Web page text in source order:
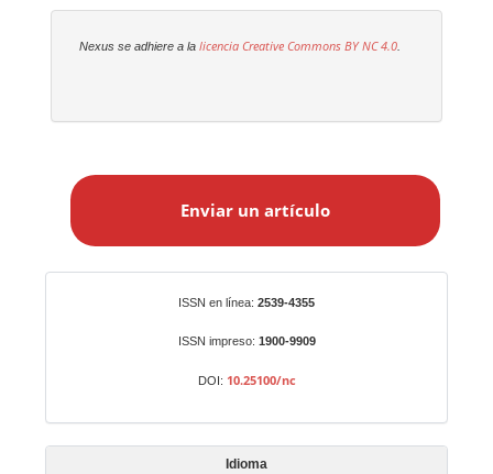
Nexus se adhiere a lalicencia Creative CommonsBY NC 4.0.
a
t
í
Enviar un artículo
ISSN en línea: 2539-4355
ISSN impreso: 1900-9909
DOI: 10.25100/nc
Idioma